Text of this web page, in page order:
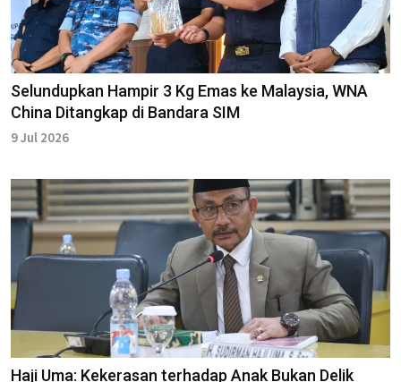
Selundupkan Hampir 3 Kg Emas ke Malaysia, WNA
China Ditangkap di Bandara SIM
9 Jul 2026
Haji Uma: Kekerasan terhadap Anak Bukan Delik